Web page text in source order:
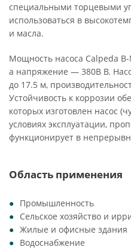
специальными торцевыми
использоваться в
и масла.
Мощность насоса Calpeda B-
а напряжение — 380В В.
до 17.5 м,
Устойчивость к коррозии
которых изготовлен насос
условиях эксплуатации,
функционирует в
Область применения
Промышленность
Сельское хозяйство и
Жилые и офисные здания
Водоснабжение